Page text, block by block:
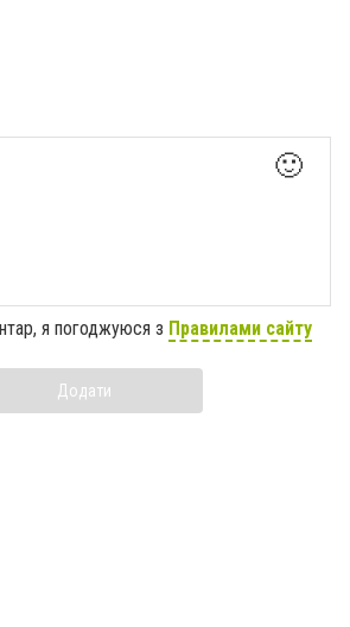
🙂
я погоджуюся з Правилами сайту
Додати